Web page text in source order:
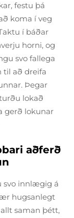
festu þá
koma í veg
í báðar
horni, og
svo fallega
til að dreifa
Þegar
lokað
gerð lokunar
aðferð
svo innlægig á
hugsanlegt
saman þétt,